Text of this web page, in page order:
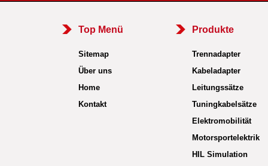
Top Menü
Sitemap
Über uns
Home
Kontakt
Produkte
Trennadapter
Kabeladapter
Leitungssätze
Tuningkabelsätze
Elektromobilität
Motorsportelektrik
HIL Simulation